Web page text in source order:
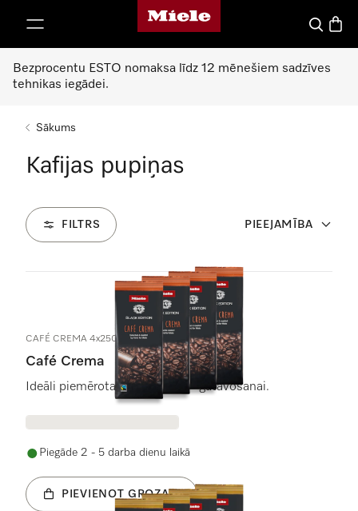
Miele mājas lapa
Bezprocentu ESTO nomaksa līdz 12 mēnešiem sadzīves
tehnikas iegādei.
Sākums
Kafijas pupiņas
FILTRS PIEEJAMĪBA
Produkti
CAFÉ CREMA 4x250g
Café Crema
Ideāli piemērota “Café Crema” gatavošanai.
Piegāde 2 - 5 darba dienu laikā
PIEVIENOT GROZAM